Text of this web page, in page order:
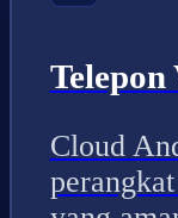
Cloud